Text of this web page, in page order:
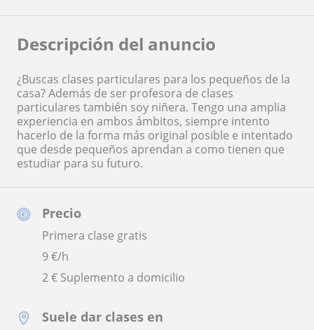
Precio
Primera clase gratis
9€/h
2 € Suplemento a domicilio
Suele dar clases en
Descripción del anuncio
¿Buscas clases particulares para los pequeños de la
casa? Además de ser profesora de clases
particulares también soy niñera. Tengo una amplia
experiencia en ambos ámbitos, siempre intento
hacerlo de la forma más original posible e intentado
que desde pequeños aprendan a como tienen que
estudiar para su futuro.